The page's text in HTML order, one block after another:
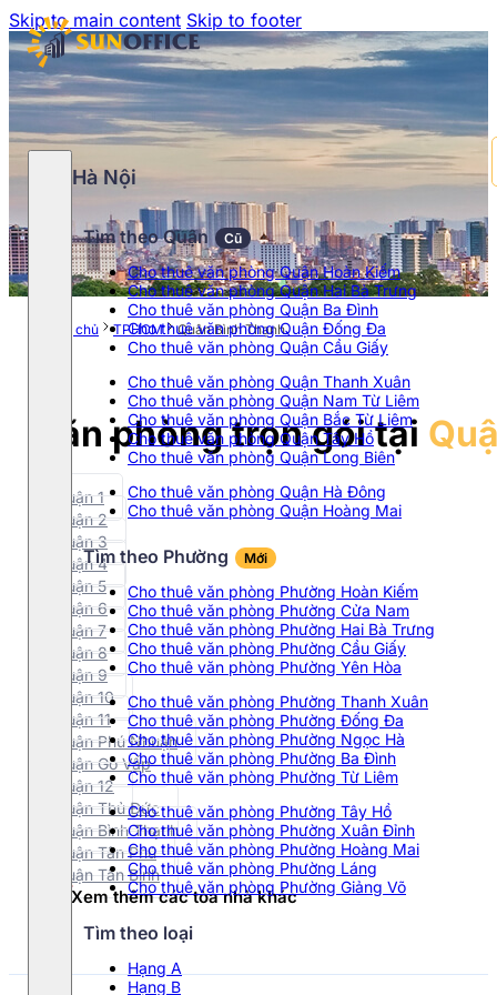
Skip to main content Skip to footer
Hà Nội
Tìm theo Quận Cũ
Cho thuê văn phòng Quận Hoàn Kiếm
Cho thuê văn phòng Quận Hai Bà Trưng
Cho thuê văn phòng Quận Ba Đình
Cho thuê văn phòng Quận Đống Đa
Cho thuê văn phòng Quận Cầu Giấy
Cho thuê văn phòng Quận Thanh Xuân
Cho thuê văn phòng Quận Nam Từ Liêm
Cho thuê văn phòng Quận Bắc Từ Liêm
Cho thuê văn phòng Quận Tây Hồ
Cho thuê văn phòng Quận Long Biên
Cho thuê văn phòng Quận Hà Đông
Cho thuê văn phòng Quận Hoàng Mai
Tìm theo Phường Mới
Cho thuê văn phòng Phường Hoàn Kiếm
Cho thuê văn phòng Phường Cửa Nam
Cho thuê văn phòng Phường Hai Bà Trưng
Cho thuê văn phòng Phường Cầu Giấy
Cho thuê văn phòng Phường Yên Hòa
Cho thuê văn phòng Phường Thanh Xuân
Cho thuê văn phòng Phường Đống Đa
Cho thuê văn phòng Phường Ngọc Hà
Cho thuê văn phòng Phường Ba Đình
Cho thuê văn phòng Phường Từ Liêm
Cho thuê văn phòng Phường Tây Hồ
Cho thuê văn phòng Phường Xuân Đỉnh
Cho thuê văn phòng Phường Hoàng Mai
Cho thuê văn phòng Phường Láng
Cho thuê văn phòng Phường Giảng Võ
Tìm theo loại
Hạng A
Hạng B
Trang chủ TPHCM Quận Bình Thạnh
Văn phòng trọn gói tại
Quận 1
Quận 2
Quận 3
Quận 4
Quận 5
Quận 6
Quận 7
Quận 8
Quận 9
Quận 10
Quận 11
Quận Phú Nhuận
Quận Gò Vấp
Quận 12
Quận Thủ Đức
Quận Bình Thạnh
Quận Tân Phú
Quận Tân Bình
Xem thêm các tòa nhà khác